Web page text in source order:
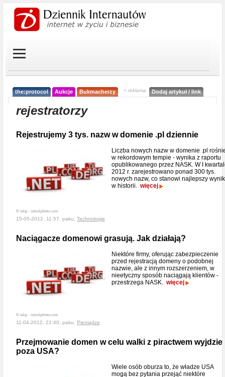
the:protocol Aukcje Bukmacherzy < reklama Dodaj artykuł / link
rejestratorzy
Rejestrujemy 3 tys. nazw w domenie .pl dziennie
© talaj - istockphoto.com
Liczba nowych nazw w domenie .pl
w rekordowym tempie - wynika z raportu
opublikowanego przez NASK. W I
2012 r. zarejestrowano ponad 300 tys.
nowych nazw, co stanowi najlepszy wynik
w historii. więcej
15-05-2012, 11:57, paku, Technologie
Naciągacze domenowi grasują. Jak działają?
© talaj - istockphoto.com
Niektóre firmy, oferując zabezpieczenie
przed rejestracją domeny o podobnej
nazwie, ale z innym rozszerzeniem, w
nieetyczny sposób naciągają klientów -
przestrzega NASK. więcej
11-04-2012, 22:40, paku, Pieniądze
Przejmowanie domen w celu walki z piractwem wyjdzie
poza USA?
Wiele osób oburza to, że władze USA
mogą bez pytania przejąć niektóre